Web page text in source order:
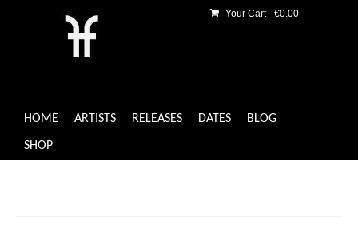
HOME ARTISTS RELEASES DATES BLOG
SHOP
Your Cart- €0.00